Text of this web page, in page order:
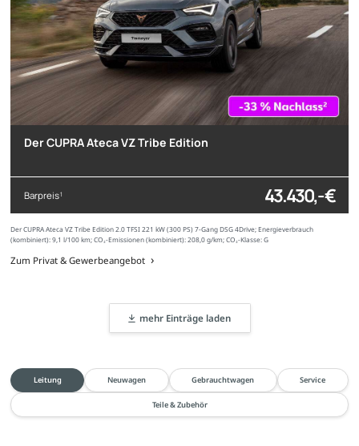
Der CUPRA Ateca VZ Tribe Edition
Barpreis1 43.430,- €
Der CUPRA Ateca VZ Tribe Edition 2.0 TFSI 221 kW (300 PS) 7-Gang DSG 4Drive; Energieverbrauch
(kombiniert): 9,1 l/100 km; CO₂-Emissionen (kombiniert): 208,0 g/km; CO₂-Klasse: G
Zum Privat & Gewerbeangebot
mehr Einträge laden
Leitung Neuwagen Gebrauchtwagen Service
Teile & Zubehör